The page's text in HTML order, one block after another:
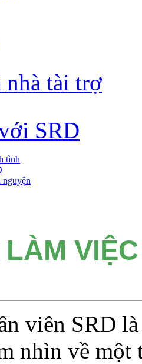
tài trợ
SRD
tình
viên SRD
nhìn về một